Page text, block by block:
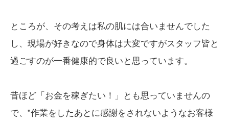
ところが、その考えは私の肌には合いませんでした
し、現場が好きなので身体は大変ですがスタッフ皆と
過ごすのが一番健康的で良いと思っています。
昔ほど「お金を稼ぎたい！」とも思っていませんの
で、”作業をしたあとに感謝をされないようなお客様